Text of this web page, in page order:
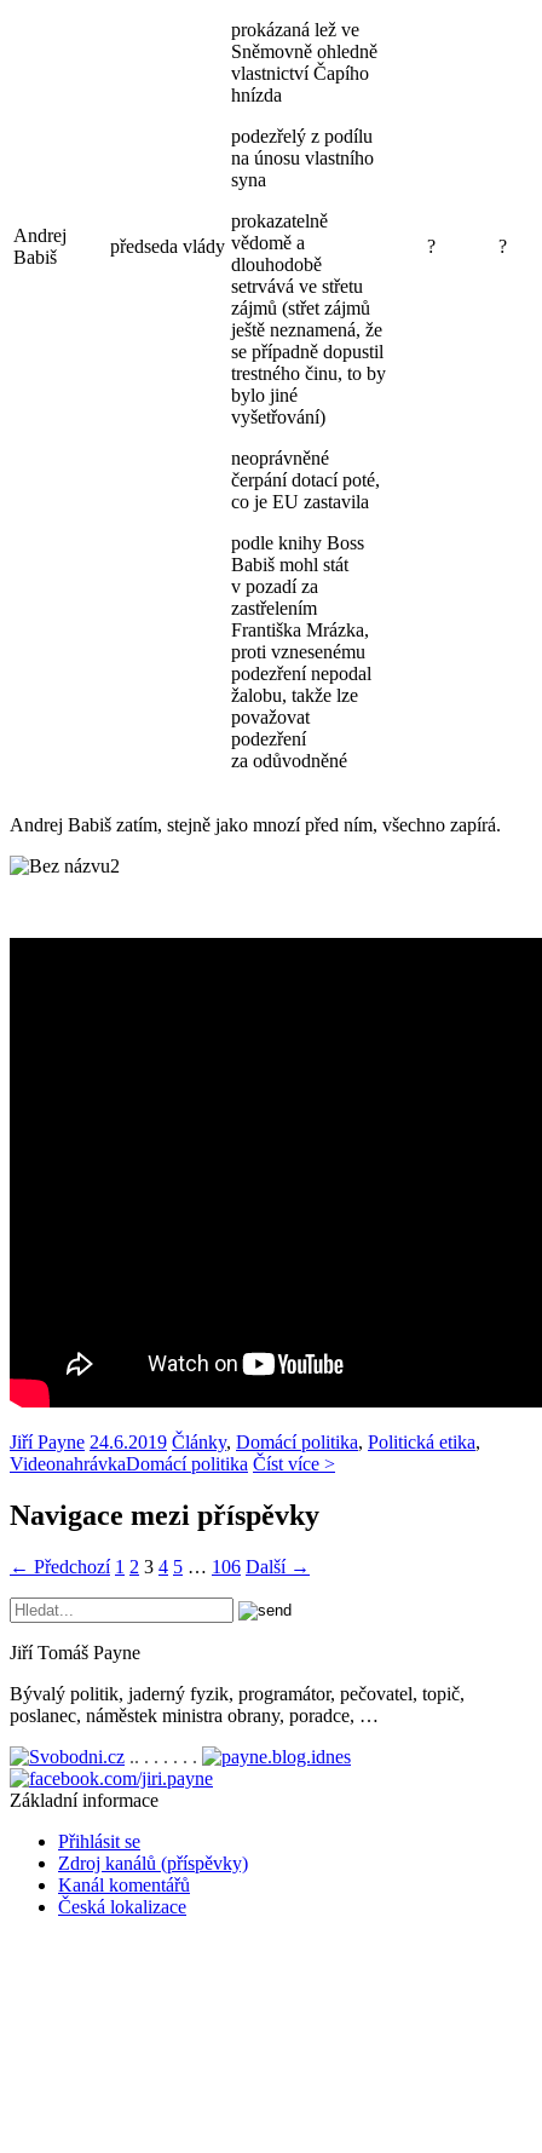
Andrej
Babiš
předseda vlády
prokázaná lež ve
Sněmovně ohledně
vlastnictví Čapího
hnízda
podezřelý z podílu
na únosu vlastního
syna
prokazatelně
vědomě a
dlouhodobě
setrvává ve střetu
zájmů (střet zájmů
ještě neznamená, že
se případně dopustil
trestného činu, to by
bylo jiné
vyšetřování)
neoprávněné
čerpání dotací poté,
co je EU zastavila
podle knihy Boss
Babiš mohl stát
v pozadí za
zastřelením
Františka Mrázka,
proti vznesenému
podezření nepodal
žalobu, takže lze
považovat
podezření
za odůvodněné
? ?
Andrej Babiš zatím, stejně jako mnozí před ním, všechno zapírá.
Jiří Payne 24.6.2019 Články, Domácí politika, Politická etika,
VideonahrávkaDomácí politika Číst více >
Navigace mezi příspěvky
← Předchozí 1 2 3 4 5 … 106 Další →
Jiří Tomáš Payne
Bývalý politik, jaderný fyzik, programátor, pečovatel, topič,
poslanec, náměstek ministra obrany, poradce, …
.. . . . . . .
Základní informace
Přihlásit se
Zdroj kanálů (příspěvky)
Kanál komentářů
Česká lokalizace